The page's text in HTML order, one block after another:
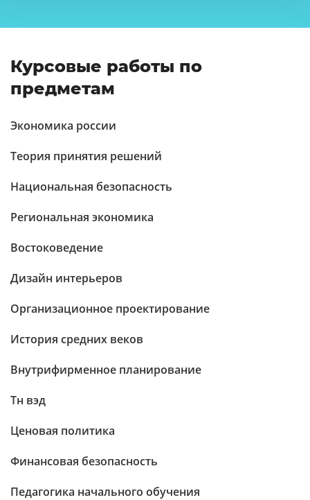
Курсовые работы по
предметам
Экономика россии
Теория принятия решений
Национальная безопасность
Региональная экономика
Востоковедение
Дизайн интерьеров
Организационное проектирование
История средних веков
Внутрифирменное планирование
Тн вэд
Ценовая политика
Финансовая безопасность
Педагогика начального обучения